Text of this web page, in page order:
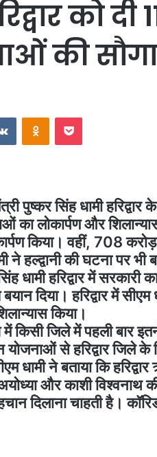
को दी
की
VKontakteOdnoklassniki
Pocket
पुष्कर सिंह धामी हरिद्वार
का लोकार्पण और
किया। वहीं, 708
हल्द्वानी की घटना पर भी
धामी हरिद्वार में सरकारी
दिया। हरिद्वार में
किया।
किसी जिले में पहली बार
से हरिद्वार जिले के
धामी ने बताया कि
और काशी विश्वनाथ
दिलाना चाहती है।